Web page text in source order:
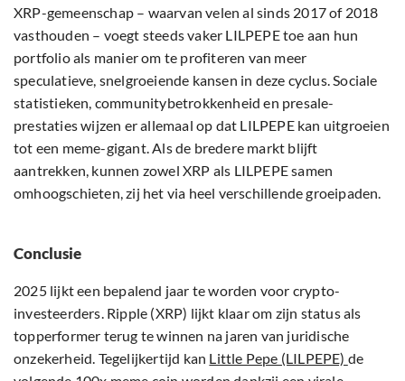
XRP-gemeenschap – waarvan velen al sinds 2017 of 2018
vasthouden – voegt steeds vaker LILPEPE toe aan hun
portfolio als manier om te profiteren van meer
speculatieve, snelgroeiende kansen in deze cyclus. Sociale
statistieken, communitybetrokkenheid en presale-
prestaties wijzen er allemaal op dat LILPEPE kan uitgroeien
tot een meme-gigant. Als de bredere markt blijft
aantrekken, kunnen zowel XRP als LILPEPE samen
omhoogschieten, zij het via heel verschillende groeipaden.
Conclusie
2025 lijkt een bepalend jaar te worden voor crypto-
investeerders. Ripple (XRP) lijkt klaar om zijn status als
topperformer terug te winnen na jaren van juridische
onzekerheid. Tegelijkertijd kan Little Pepe (LILPEPE) de